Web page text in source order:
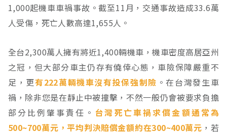
1,000起機車車禍事故。截至11月，交通事故造成33.6萬
人受傷，死亡人數高達1,655人。
全台2,300萬人擁有將近1,400輛機車，機車密度高居亞州
之冠，但大部分車主仍存有僥倖心態，車險保障嚴重不
足，更有222萬輛機車沒有投保強制險 。在台灣發生車
禍，除非您是在靜止中被撞擊，不然一般仍會被要求負擔
部分比例肇事責任。 台灣死亡車禍求償金額通常為
500~700萬元，平均判決賠償金額約在300~400萬元 ，若